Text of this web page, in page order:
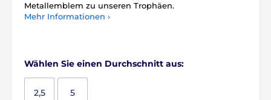
Metallemblem zu unseren Trophäen.
Mehr Informationen ›
Wählen Sie einen Durchschnitt aus:
2,5 5